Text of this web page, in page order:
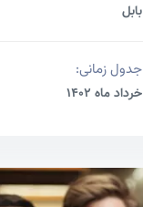
بابل
جدول زمانی:
خرداد ماه 1402